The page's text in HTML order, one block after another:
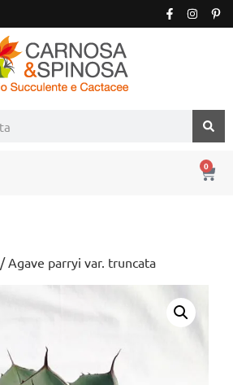
0
/ Agave parryi var. truncata